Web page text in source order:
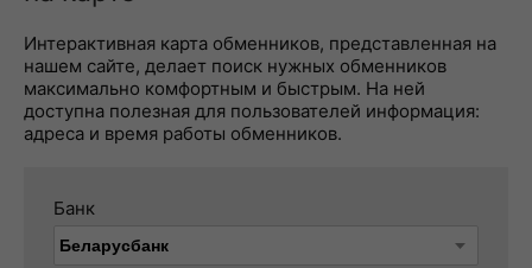
Интерактивная карта обменников, представленная на
нашем сайте, делает поиск нужных обменников
максимально комфортным и быстрым. На ней
доступна полезная для пользователей информация:
адреса и время работы обменников.
Банк